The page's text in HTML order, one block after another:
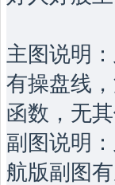
主图说明
有操盘线
函数，无
副图说明
航版副图